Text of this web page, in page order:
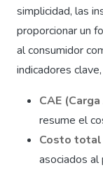
simplicidad, las
proporcionar un
al consumidor
indicadores
CAE
resume el
Costo
asociados al